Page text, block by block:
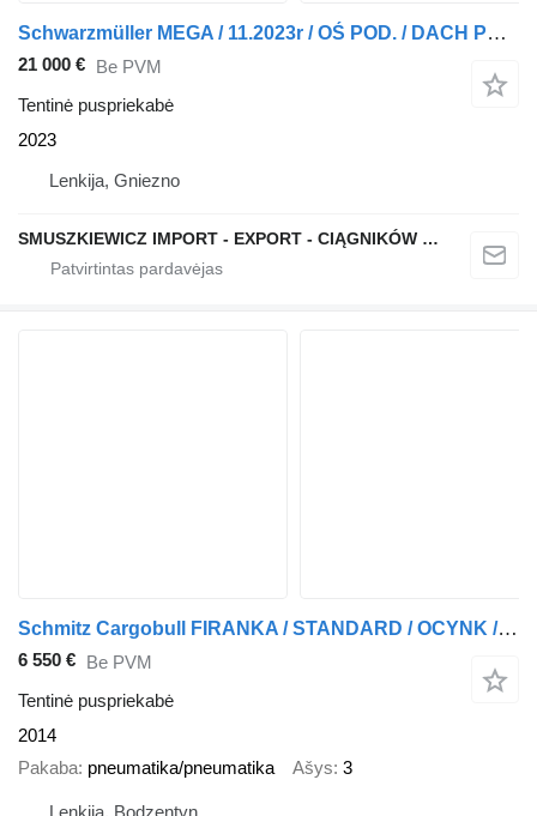
Schwarzmüller MEGA / 11.2023r / OŚ POD. / DACH POD. / CODE XL / 1486
21 000 € Be PVM
Tentinė puspriekabė
2023
Lenkija, Gniezno
SMUSZKIEWICZ IMPORT - EXPORT - CIĄGNIKÓW SIODŁOWYCH I NACZEP
Schmitz Cargobull FIRANKA / STANDARD / OCYNK / OSIE SCHMITZ
6 550 € Be PVM
Tentinė puspriekabė
2014
Pakaba pneumatika/pneumatika Ašys 3